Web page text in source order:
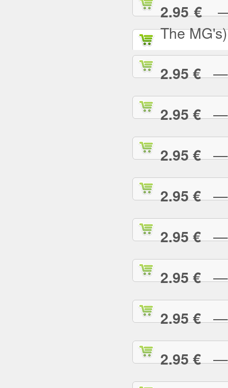
2.95 €—
The MG's)
2.95 €—
2.95 €—
2.95 €—
2.95 €—
2.95 €—
2.95 €—
2.95 €—
2.95 €—